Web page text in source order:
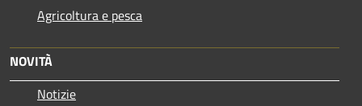
Agricoltura e pesca
NOVITÀ
Notizie